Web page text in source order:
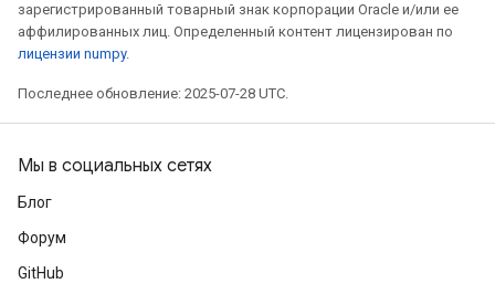
зарегистрированный товарный знак корпорации Oracle и/или ее
аффилированных лиц. Определенный контент лицензирован по
лицензии numpy.
Последнее обновление: 2025-07-28 UTC.
Мы в социальных сетях
Блог
Форум
GitHub